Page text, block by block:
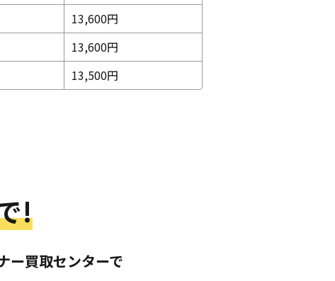
13,600円
13,600円
13,500円
!
ー買取センターで